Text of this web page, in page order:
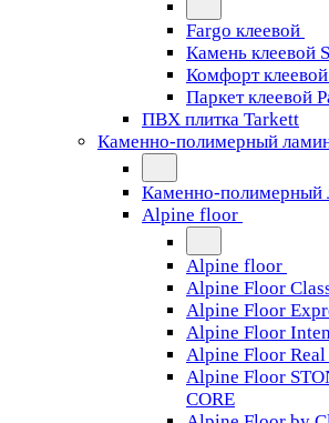
Fargo клеевой
Камень клеевой
Комфорт
Паркет клеевой
ПВХ плитка Tarkett
Каменно-полимерный
Каменно-полимерный
Alpine floor
Alpine floor
Alpine Floor
Alpine Floor
Alpine Floor
Alpine Floor Real
Alpine Floor
CORE